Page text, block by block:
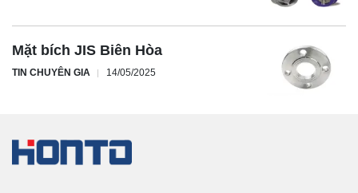
Mặt bích JIS Biên Hòa
TIN CHUYÊN GIA 14/05/2025